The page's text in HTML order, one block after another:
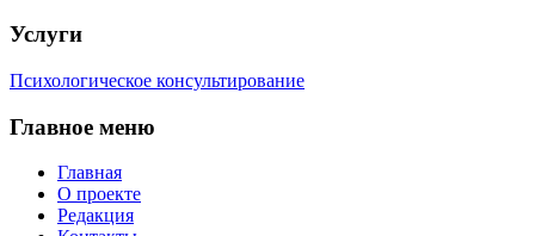
Услуги
Психологическое консультирование
Главное меню
Главная
О проекте
Редакция